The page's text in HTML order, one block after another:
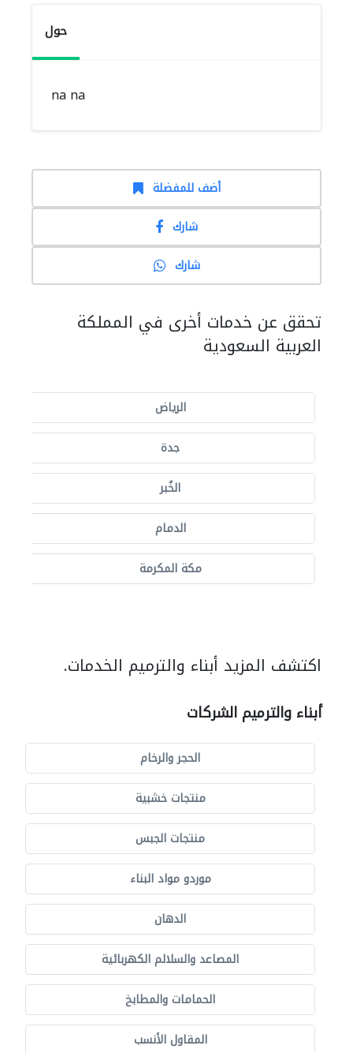
حول
na na
أضف للمفضلة
شارك
شارك
تحقق عن خدمات أخرى في المملكة
العربية السعودية
الرياض
جدة
الخُبر
الدمام
مكة المكرمة
اكتشف المزيد أبناء والترميم الخدمات.
أبناء والترميم الشركات
الحجر والرخام
منتجات خشبية
منتجات الجبس
موردو مواد البناء
الدهان
المصاعد والسلالم الكهربائية
الحمامات والمطابخ
المقاول الأنسب